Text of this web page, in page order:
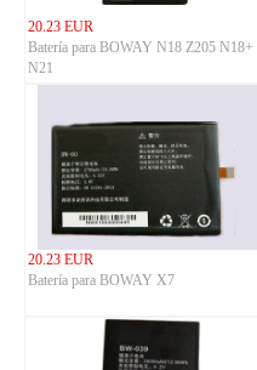
20.23 EUR
Batería para BOWAY N18 Z205 N18+
N21
20.23 EUR
Batería para BOWAY X7